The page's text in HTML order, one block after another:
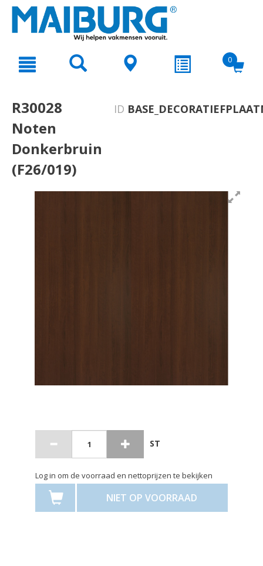
text.skipToNavigation
0
R30028
Noten
Donkerbruin
(F26/019)
ID
ST
Log in om de voorraad en nettoprijzen te bekijken
NIET OP VOORRAAD